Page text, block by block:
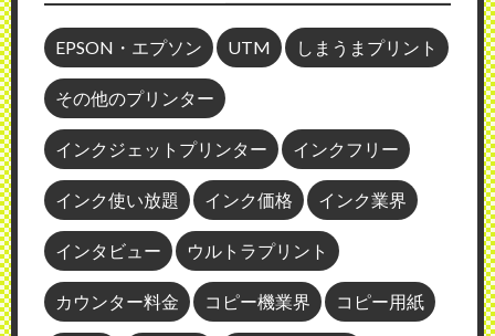
EPSON・エプソン UTM しまうまプリント
その他のプリンター
インクジェットプリンター インクフリー
インク使い放題 インク価格 インク業界
インタビュー ウルトラプリント
カウンター料金 コピー機業界 コピー用紙